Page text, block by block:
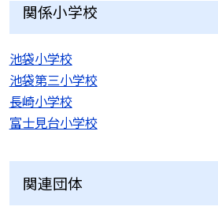
関係小学校
池袋小学校
池袋第三小学校
長崎小学校
富士見台小学校
関連団体